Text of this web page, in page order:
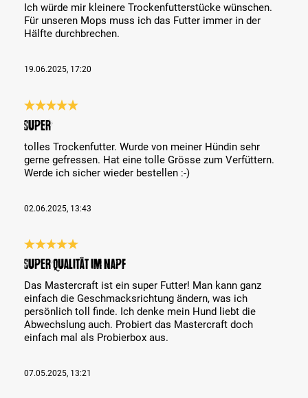
Ich würde mir kleinere Trockenfutterstücke wünschen.
Für unseren Mops muss ich das Futter immer in der
Hälfte durchbrechen.
19.06.2025, 17:20
Bewertung mit 5 von 5 Sternen
Super
tolles Trockenfutter. Wurde von meiner Hündin sehr
gerne gefressen. Hat eine tolle Grösse zum Verfüttern.
Werde ich sicher wieder bestellen :-)
02.06.2025, 13:43
Bewertung mit 5 von 5 Sternen
Super Qualität im Napf
Das Mastercraft ist ein super Futter! Man kann ganz
einfach die Geschmacksrichtung ändern, was ich
persönlich toll finde. Ich denke mein Hund liebt die
Abwechslung auch. Probiert das Mastercraft doch
einfach mal als Probierbox aus.
07.05.2025, 13:21